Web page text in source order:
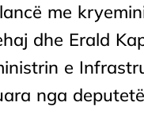
me
dhe Erald
e
nga